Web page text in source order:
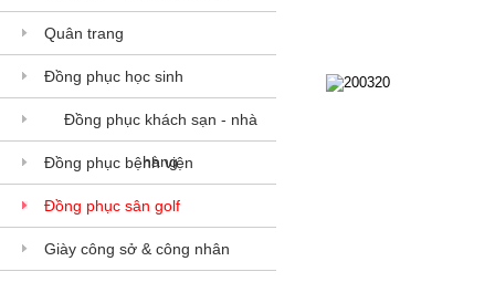
Quân trang
Đồng phục học sinh
Đồng phục khách sạn - nhà
hàng
Đồng phục bệnh viện
Đồng phục sân golf
Giày công sở & công nhân